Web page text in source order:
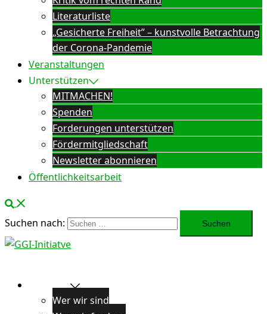
Literaturliste
„Gesicherte Freiheit” – kunstvolle Betrachtung
der Corona-Pandemie
Veranstaltungen
Unterstützen
MITMACHEN!
Spenden
Forderungen unterstützen
Fördermitgliedschaft
Newsletter abonnieren
Öffentlichkeitsarbeit
Suchen nach:
Über uns
Wer wir sind